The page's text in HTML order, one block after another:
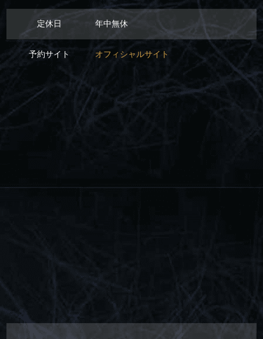
定休日 年中無休
予約サイト オフィシャルサイト